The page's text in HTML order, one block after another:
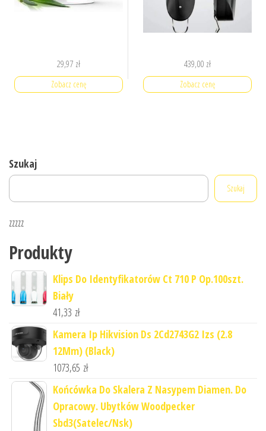
29,97 zł
Zobacz cenę
439,00 zł
Zobacz cenę
Szukaj
Szukaj
zzzzz
Produkty
Klips Do Identyfikatorów Ct 710 P Op.100szt.
Biały
41,33 zł
Kamera Ip Hikvision Ds 2Cd2743G2 Izs (2.8
12Mm) (Black)
1073,65 zł
Końcówka Do Skalera Z Nasypem Diamen. Do
Opracowy. Ubytków Woodpecker
Sbd3(Satelec/Nsk)